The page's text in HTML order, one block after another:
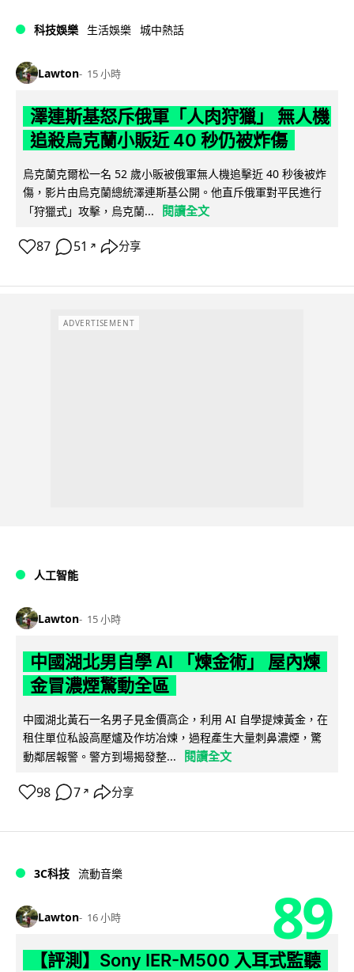
科技娛樂 生活娛樂 城中熱話
Lawton 15 小時
澤連斯基怒斥俄軍「人肉狩獵」 無人機
追殺烏克蘭小販近 40 秒仍被炸傷
烏克蘭克爾松一名 52 歲小販被俄軍無人機追擊近 40 秒後被炸
傷，影片由烏克蘭總統澤連斯基公開。他直斥俄軍對平民進行
「狩獵式」攻擊，烏克蘭...
閱讀全文
87 51 ↗ 分享
ADVERTISEMENT
人工智能
Lawton 15 小時
中國湖北男自學 AI 「煉金術」 屋內煉
金冒濃煙驚動全區
中國湖北黃石一名男子見金價高企，利用 AI 自學提煉黃金，在
租住單位私設高壓爐及作坊冶煉，過程產生大量刺鼻濃煙，驚
動鄰居報警。警方到場揭發整...
閱讀全文
98 7 ↗ 分享
3C科技 流動音樂
Lawton 16 小時 89
【評測】Sony IER-M500 入耳式監聽